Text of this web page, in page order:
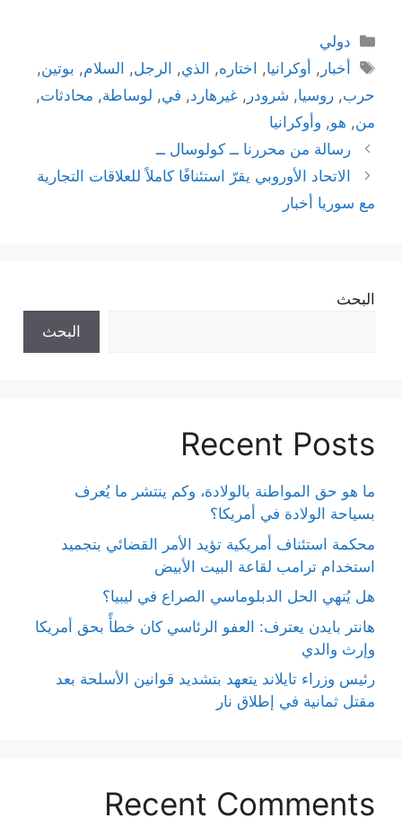
التصنيفات
دولي
الوسوم
أخبار , أوكرانيا, اختاره, الذي, الرجل, السلام, بوتين,
حرب, روسيا, شرودر , غيرهارد, في, لوساطة, محادثات,
من, هو, وأوكرانيا
رسالة من محررنا ــ كولوسال ــ
الاتحاد الأوروبي يقرّ استئنافًا كاملاً للعلاقات التجارية
مع سوريا أخبار
البحث
البحث
Recent Posts
ما هو حق المواطنة بالولادة، وكم ينتشر ما يُعرف
بسياحة الولادة في أمريكا؟
محكمة استئناف أمريكية تؤيد الأمر القضائي بتجميد
استخدام ترامب لقاعة البيت الأبيض
هل يُنهي الحل الدبلوماسي الصراع في ليبيا؟
هانتر بايدن يعترف: العفو الرئاسي كان خطأً بحق أمريكا
وإرث والدي
رئيس وزراء تايلاند يتعهد بتشديد قوانين الأسلحة بعد
مقتل ثمانية في إطلاق نار
Recent Comments